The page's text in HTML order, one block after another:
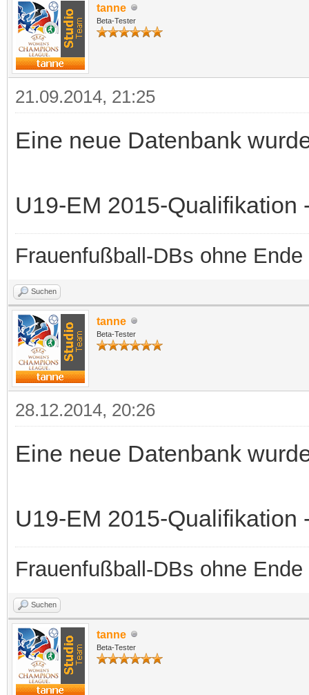
tanne
Beta-Tester
21.09.2014, 21:25
Eine neue Datenbank
U19-EM 2015-Qualifikation
Frauenfußball-DBs ohne Ende
Suchen
tanne
Beta-Tester
28.12.2014, 20:26
Eine neue Datenbank
U19-EM 2015-Qualifikation
Frauenfußball-DBs ohne Ende
Suchen
tanne
Beta-Tester